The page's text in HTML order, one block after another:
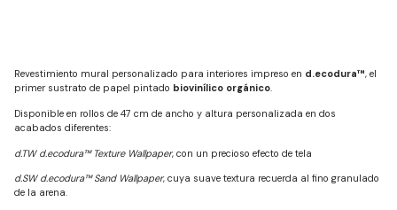
Revestimiento mural personalizado para interiores impreso en d.ecodura™, el
primer sustrato de papel pintado biovinílico orgánico.
Disponible en rollos de 47 cm de ancho y altura personalizada en dos
acabados diferentes:
d.TW d.ecodura™ Texture Wallpaper, con un precioso efecto de tela
d.SW d.ecodura™ Sand Wallpaper, cuya suave textura recuerda al fino granulado
de la arena.